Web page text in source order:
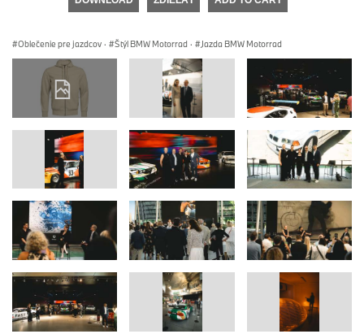
Oblečenie pre jazdcov · Štýl BMW Motorrad · Jazda BMW Motorrad